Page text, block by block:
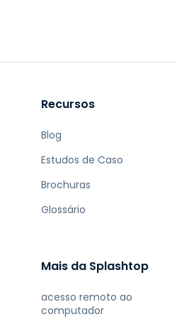
Recursos
Blog
Estudos de Caso
Brochuras
Glossário
Mais da Splashtop
acesso remoto ao
computador